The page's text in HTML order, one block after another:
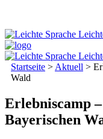
Startseite > Aktuell >
Wald
Erlebniscamp
Bayerischen